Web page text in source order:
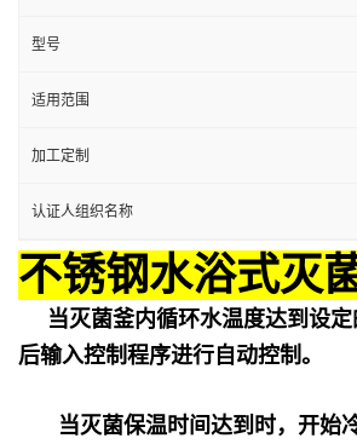
型号
适用范围
加工定制
认证人组织名称
不锈钢水浴式灭
当灭菌釜内循环水温度达到设
后输入控制程序进行自动控制。
当灭菌保温时间达到时，开始